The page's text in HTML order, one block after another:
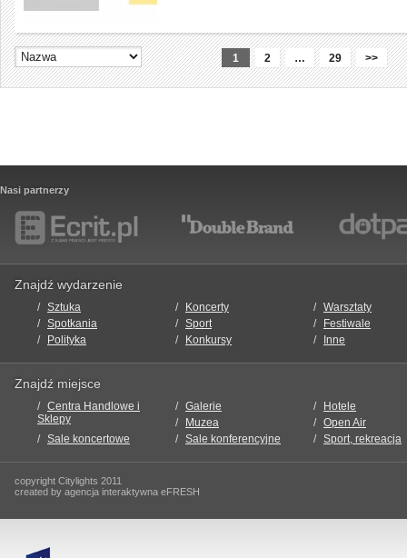
1 2 … 29 >>
Nasi partnerzy
Znajdź wydarzenie
Sztuka Koncerty
Warsztaty
Spotkania
Sport
Festiwale
Polityka
Konkursy Inne
Znajdź miejsce
Centra Handlowe i
Sklepy
Galerie
Hotele
Muzea
Open Air
Sale koncertowe
Sale konferencyjne Sport, rekreacja
copyright Citylights 2011
created by agencja interaktywna eFRESH